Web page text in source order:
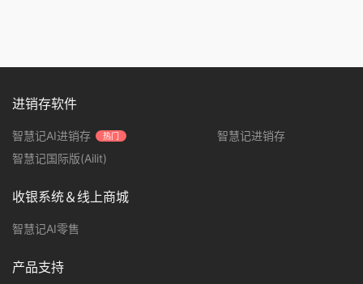
进销存软件
智慧记AI进销存 热门
智慧记进销存
智慧记国际版(Ailit)
收银系统＆线上商城
智慧记AI零售
产品支持